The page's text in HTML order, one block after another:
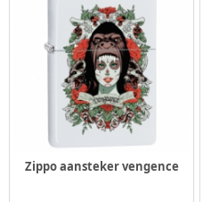
Zippo aansteker vengence